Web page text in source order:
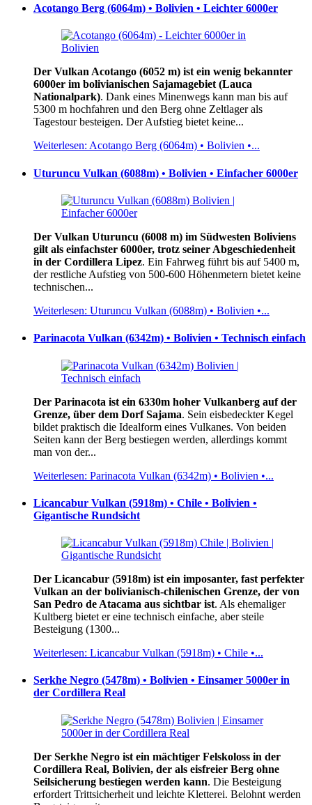
Acotango Berg (6064m) • Bolivien • Leichter 6000er
Der Vulkan Acotango (6052 m) ist ein wenig bekannter
6000er im bolivianischen Sajamagebiet (Lauca
Nationalpark). Dank eines Minenwegs kann man bis auf
5300 m hochfahren und den Berg ohne Zeltlager als
Tagestour besteigen. Der Aufstieg bietet keine...
Weiterlesen: Acotango Berg (6064m) • Bolivien •...
Uturuncu Vulkan (6088m) • Bolivien • Einfacher 6000er
Der Vulkan Uturuncu (6008 m) im Südwesten Boliviens
gilt als einfachster 6000er, trotz seiner Abgeschiedenheit
in der Cordillera Lipez. Ein Fahrweg führt bis auf 5400 m,
der restliche Aufstieg von 500-600 Höhenmetern bietet keine
technischen...
Weiterlesen: Uturuncu Vulkan (6088m) • Bolivien •...
Parinacota Vulkan (6342m) • Bolivien • Technisch einfach
Der Parinacota ist ein 6330m hoher Vulkanberg auf der
Grenze, über dem Dorf Sajama. Sein eisbedeckter Kegel
bildet praktisch die Idealform eines Vulkanes. Von beiden
Seiten kann der Berg bestiegen werden, allerdings kommt
man von der...
Weiterlesen: Parinacota Vulkan (6342m) • Bolivien •...
Licancabur Vulkan (5918m) • Chile • Bolivien •
Gigantische Rundsicht
Der Licancabur (5918m) ist ein imposanter, fast perfekter
Vulkan an der bolivianisch-chilenischen Grenze, der von
San Pedro de Atacama aus sichtbar ist. Als ehemaliger
Kultberg bietet er eine technisch einfache, aber steile
Besteigung (1300...
Weiterlesen: Licancabur Vulkan (5918m) • Chile •...
Serkhe Negro (5478m) • Bolivien • Einsamer 5000er in
der Cordillera Real
Der Serkhe Negro ist ein mächtiger Felskoloss in der
Cordillera Real, Bolivien, der als eisfreier Berg ohne
Seilsicherung bestiegen werden kann. Die Besteigung
erfordert Trittsicherheit und leichte Kletterei. Belohnt werden